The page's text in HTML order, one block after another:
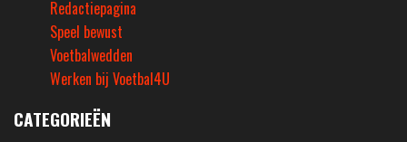
Redactiepagina
Speel bewust
Voetbalwedden
Werken bij Voetbal4U
CATEGORIEËN